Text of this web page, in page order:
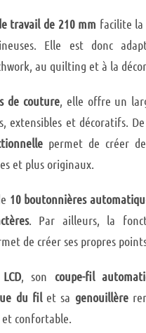
travail de 210 mm facilite
Elle est donc
au quilting et à la
de couture, elle offre un
extensibles et décoratifs. De
permet de créer
et plus originaux.
10 boutonnières
. Par ailleurs, la
de créer ses propres
, son coupe-fil
du filet sa genouillère
confortable.